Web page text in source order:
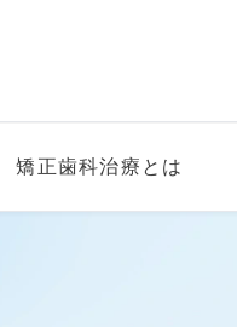
矯正歯科治療とは